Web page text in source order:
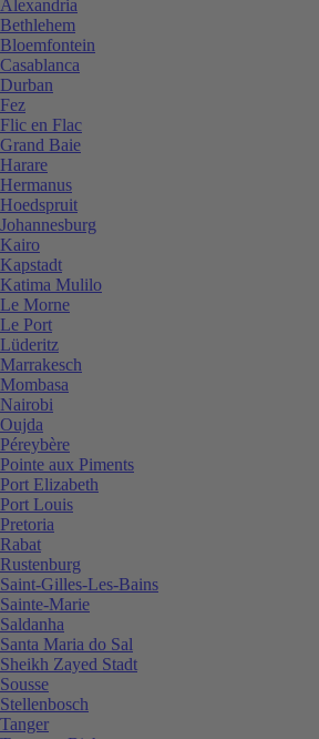
Alexandria
Bethlehem
Bloemfontein
Casablanca
Durban
Fez
Flic en Flac
Grand Baie
Harare
Hermanus
Hoedspruit
Johannesburg
Kairo
Kapstadt
Katima Mulilo
Le Morne
Le Port
Lüderitz
Marrakesch
Mombasa
Nairobi
Oujda
Péreybère
Pointe aux Piments
Port Elizabeth
Port Louis
Pretoria
Rabat
Rustenburg
Saint-Gilles-Les-Bains
Sainte-Marie
Saldanha
Santa Maria do Sal
Sheikh Zayed Stadt
Sousse
Stellenbosch
Tanger